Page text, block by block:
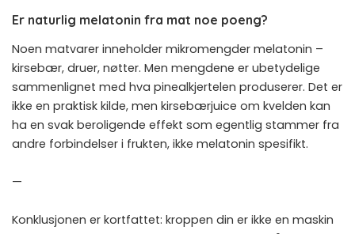
Er naturlig melatonin fra mat noe poeng?
Noen matvarer inneholder mikromengder melatonin –
kirsebær, druer, nøtter. Men mengdene er ubetydelige
sammenlignet med hva pinealkjertelen produserer. Det er
ikke en praktisk kilde, men kirsebærjuice om kvelden kan
ha en svak beroligende effekt som egentlig stammer fra
andre forbindelser i frukten, ikke melatonin spesifikt.
—
Konklusjonen er kortfattet: kroppen din er ikke en maskin